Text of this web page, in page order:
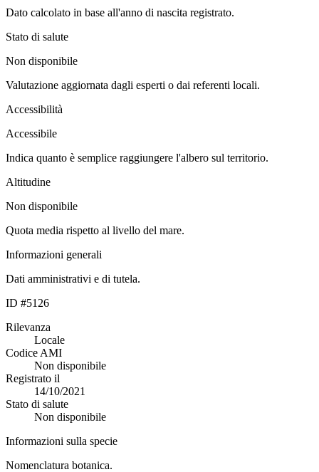
Dato calcolato in base all'anno di nascita registrato.
Stato di salute
Non disponibile
Valutazione aggiornata dagli esperti o dai referenti locali.
Accessibilità
Accessibile
Indica quanto è semplice raggiungere l'albero sul territorio.
Altitudine
Non disponibile
Quota media rispetto al livello del mare.
Informazioni generali
Dati amministrativi e di tutela.
ID #5126
Rilevanza
Locale
Codice AMI
Non disponibile
Registrato il
14/10/2021
Stato di salute
Non disponibile
Informazioni sulla specie
Nomenclatura botanica.